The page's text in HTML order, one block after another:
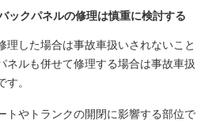
ックパネルの修理は慎重に検討する
理した場合は事故車扱いされないこと
ネルも併せて修理する場合は事故車扱
。
トやトランクの開閉に影響する部位で